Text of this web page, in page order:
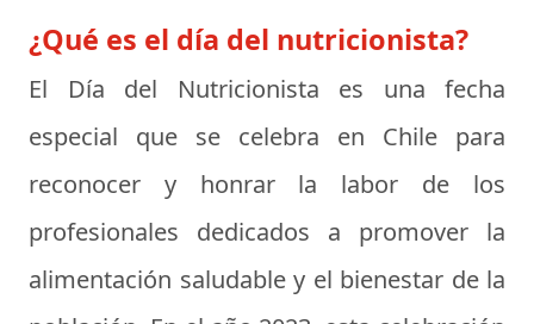
¿Qué es el día del nutricionista?
El Día del Nutricionista es una fecha
especial que se celebra en Chile para
reconocer y honrar la labor de los
profesionales dedicados a promover la
alimentación saludable y el bienestar de la